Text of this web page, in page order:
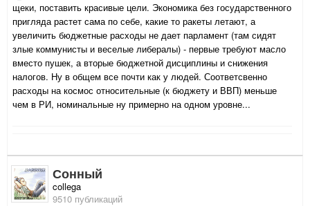
щеки, поставить красивые цели. Экономика без государственного
пригляда растет сама по себе, какие то ракеты летают, а
увеличить бюджетные расходы не дает парламент (там сидят
злые коммунисты и веселые либералы) - первые требуют масло
вместо пушек, а вторые бюджетной дисциплины и снижения
налогов. Ну в общем все почти как у людей. Соответсвенно
расходы на космос относительные (к бюджету и ВВП) меньше
чем в РИ, номинальные ну примерно на одном уровне...
Сонный
collega
9510 публикаций